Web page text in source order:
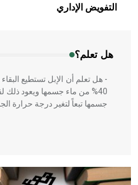
التفويض الإداري
هل تعلم؟
بالعمارة الإسلامية في بلاد
المعمار على بناء مداميكه
- هل تعلم أن الإبل تستطيع
40% من ماء جسمها ويعود ذلك
جسمها تبعاً لتغير درجة حرارة
- هل تعلم أن أبقراط كتب
الحكم، الأدلة، تنظيم التغذية،